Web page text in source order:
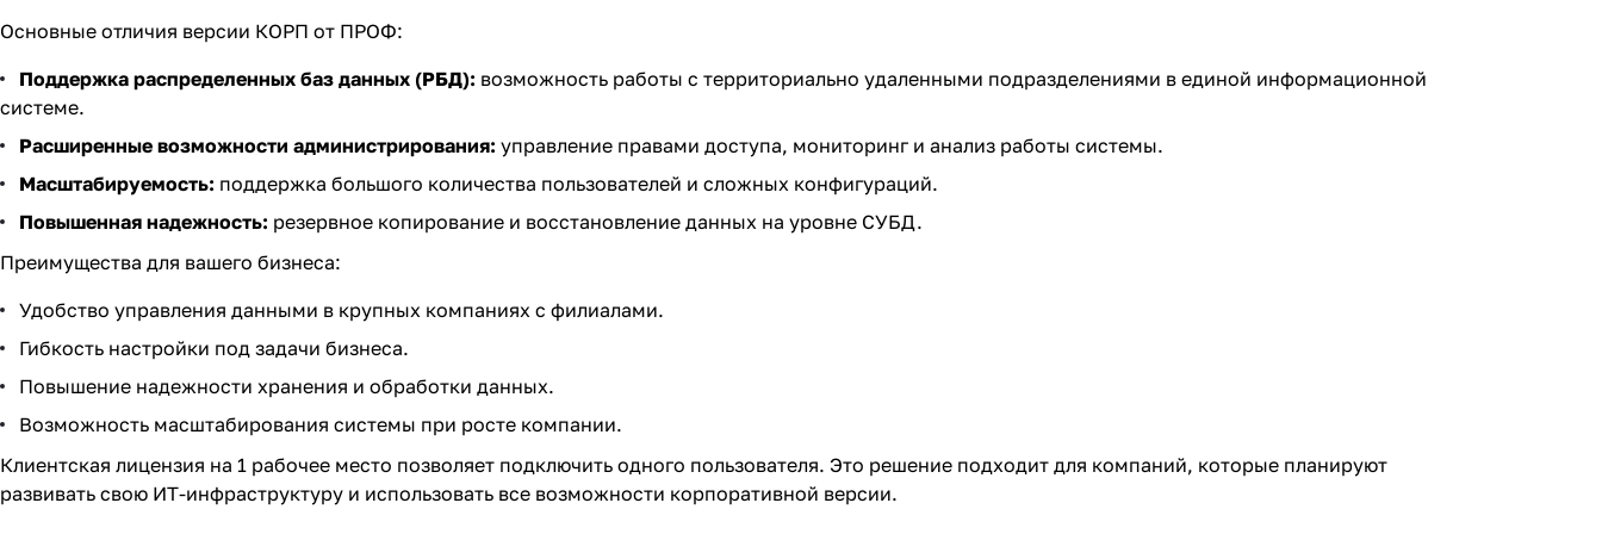
Основные отличия версии КОРП от ПРОФ:
Поддержка распределенных баз данных (РБД): возможность работы с территориально удаленными подразделениями в единой информационной
системе.
Расширенные возможности администрирования: управление правами доступа, мониторинг и анализ работы системы.
Масштабируемость: поддержка большого количества пользователей и сложных конфигураций.
Повышенная надежность: резервное копирование и восстановление данных на уровне СУБД.
Преимущества для вашего бизнеса:
Удобство управления данными в крупных компаниях с филиалами.
Гибкость настройки под задачи бизнеса.
Повышение надежности хранения и обработки данных.
Возможность масштабирования системы при росте компании.
Клиентская лицензия на 1 рабочее место позволяет подключить одного пользователя. Это решение подходит для компаний, которые планируют
развивать свою ИТ-инфраструктуру и использовать все возможности корпоративной версии.